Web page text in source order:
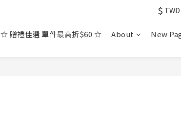
$ TWD
☆ 贈禮佳選 單件最高折$60 ☆ About New